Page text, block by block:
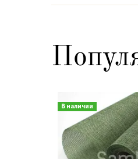
В наличии